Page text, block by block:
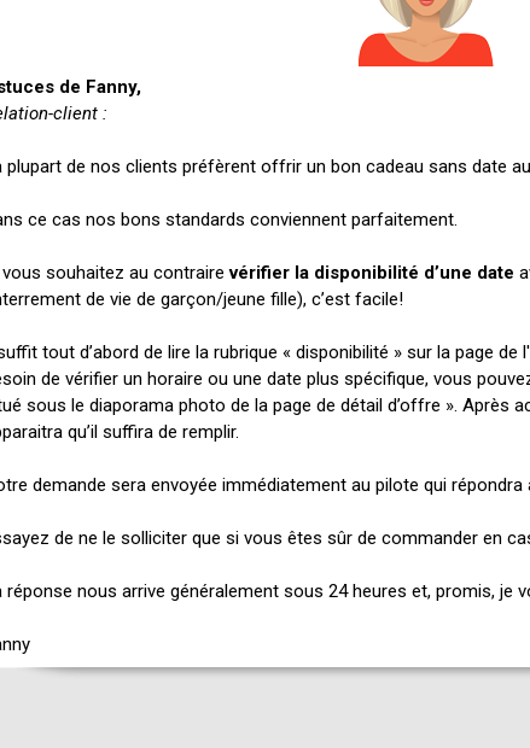
de Fanny,
client :
plupart de nos clients préfèrent offrir un bon cadeau sans date
ce cas nos bons standards conviennent parfaitement.
vous souhaitez au contrairevérifier la disponibilité d’une date
de vie de garçon/jeune fille), c’est facile!
tout d’abord de lire la rubrique « disponibilité » sur la page
de vérifier un horaire ou une date plus spécifique, vous
sous le diaporama photo de la page de détail d’offre ». Après
qu’il suffira de remplir.
demande sera envoyée immédiatement au pilote qui répondra
de ne le solliciter que si vous êtes sûr de commander en
réponse nous arrive généralement sous 24 heures et, promis, je